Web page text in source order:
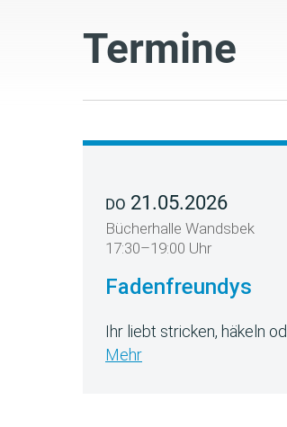
Termine
DO 21.05.2026
Bücherhalle Wandsbek
17:30–19:00 Uhr
Fadenfreundys
Ihr liebt stricken, häkeln
Mehr